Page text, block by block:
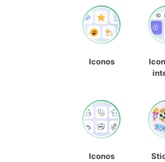
Iconos
Iconos